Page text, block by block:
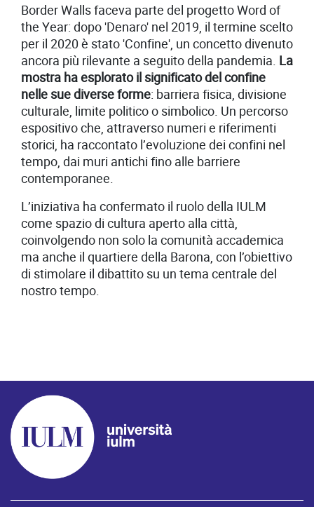
Border Walls faceva parte del progetto Word of
the Year: dopo 'Denaro' nel 2019, il termine scelto
per il 2020 è stato 'Confine', un concetto divenuto
ancora più rilevante a seguito della pandemia. La
mostra ha esplorato il significato del confine
nelle sue diverse forme: barriera fisica, divisione
culturale, limite politico o simbolico. Un percorso
espositivo che, attraverso numeri e riferimenti
storici, ha raccontato l’evoluzione dei confini nel
tempo, dai muri antichi fino alle barriere
contemporanee.
L’iniziativa ha confermato il ruolo della IULM
come spazio di cultura aperto alla città,
coinvolgendo non solo la comunità accademica
ma anche il quartiere della Barona, con l’obiettivo
di stimolare il dibattito su un tema centrale del
nostro tempo.